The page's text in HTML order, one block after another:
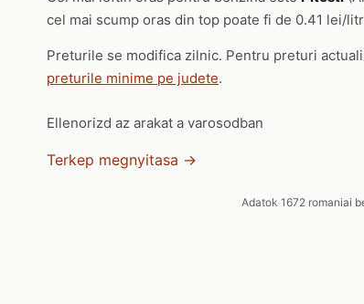
cel mai scump oras din top poate fi de 0.41 lei/
Preturile se modifica zilnic. Pentru preturi
preturile minime pe judete.
Ellenorizd az arakat a varosodban
Terkep megnyitasa →
Adatok 1672 romaniai